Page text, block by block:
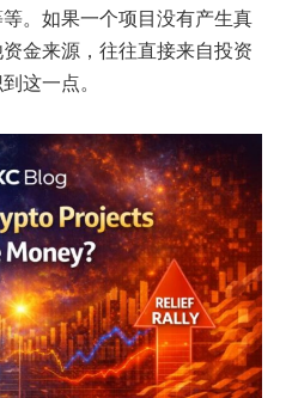
。如果一个项目没有产生真
金来源，往往直接来自投资
这一点。